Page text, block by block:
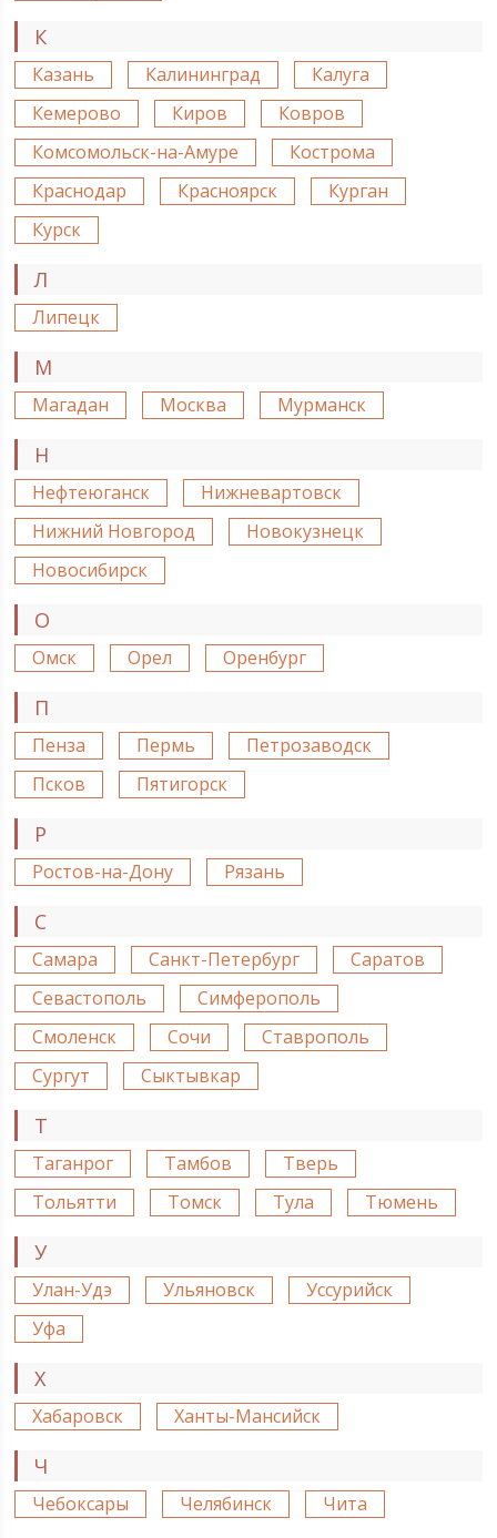
К
Казань Калининград
Калуга
Кемерово
Киров
Ковров
Комсомольск-на-Амуре
Кострома
Краснодар
Красноярск
Курган
Курск
Л
Липецк
М
Магадан Москва Мурманск
Н
Нефтеюганск
Нижневартовск
Нижний Новгород
Новокузнецк
Новосибирск
О
Омск Орел Оренбург
П
Пенза Пермь
Петрозаводск
Псков
Пятигорск
Р
Ростов-на-Дону Рязань
С
Самара Санкт-Петербург
Саратов
Севастополь
Симферополь
Смоленск
Сочи
Ставрополь
Сургут
Сыктывкар
Т
Таганрог Тамбов
Тверь
Тольятти
Томск Тула Тюмень
У
Улан-Удэ Ульяновск
Уссурийск
Уфа
Х
Хабаровск Ханты-Мансийск
Ч
Чебоксары Челябинск Чита